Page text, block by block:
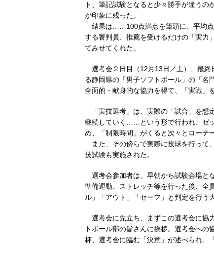
ト、筆記試験となると少々勝手が違う
が印象に残った。
結果は……100点満点を筆頭に、平均点
する審判員、推薦を受けるだけの「実力
てみせてくれた。
選考会２日目（12月13日／土）、最終
る静岡県の「男子ソフトボール」の「名
全面的・献身的な協力を得て、「実戦」
「実技選考」は、実際の「試合」を想
継続していく……という形で行われ、ゼ
め、「制限時間」がくると次々とローテ
また、その傍らで実際に投球を行って
技試験も実施された。
選考会参加者は、早朝から試験会場と
準備運動、ストレッチ等を行った後、全
ル」「アウト」「セーフ」と判定を行う
選考会に先立ち、まずこの選考会に協
トボール部の皆さんに挨拶。選考会へ
杯、選考会に臨む「決意」が述べられ、